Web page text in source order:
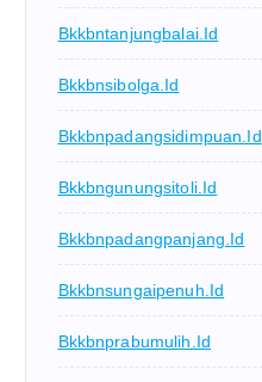
Bkkbntanjungbalai.id
Bkkbnsibolga.id
Bkkbnpadangsidimpuan.id
Bkkbngunungsitoli.id
Bkkbnpadangpanjang.id
Bkkbnsungaipenuh.id
Bkkbnprabumulih.id